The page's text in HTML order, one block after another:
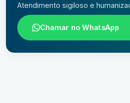
Atendimento sigiloso e
Chamar no WhatsApp